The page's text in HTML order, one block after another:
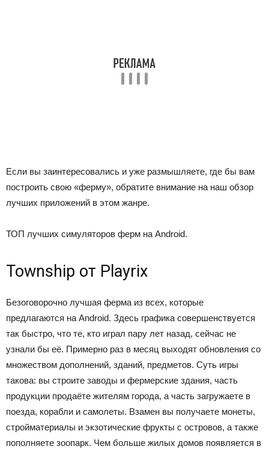
Если вы заинтересовались и уже размышляете, где бы вам
построить свою «ферму», обратите внимание на наш обзор
лучших приложений в этом жанре.
ТОП лучших симуляторов ферм на Android.
Township от Playrix
Безоговорочно лучшая ферма из всех, которые
предлагаются на Android. Здесь графика совершенствуется
так быстро, что те, кто играл пару лет назад, сейчас не
узнали бы её. Примерно раз в месяц выходят обновления со
множеством дополнений, зданий, предметов. Суть игры
такова: вы строите заводы и фермерские здания, часть
продукции продаёте жителям города, а часть загружаете в
поезда, корабли и самолеты. Взамен вы получаете монеты,
стройматериалы и экзотические фрукты с островов, а также
пополняете зоопарк. Чем больше жилых домов появляется в